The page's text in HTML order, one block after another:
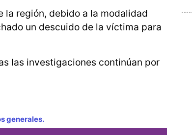
la región, debido a la modalidad
un descuido de la víctima para
las investigaciones continúan por
generales.